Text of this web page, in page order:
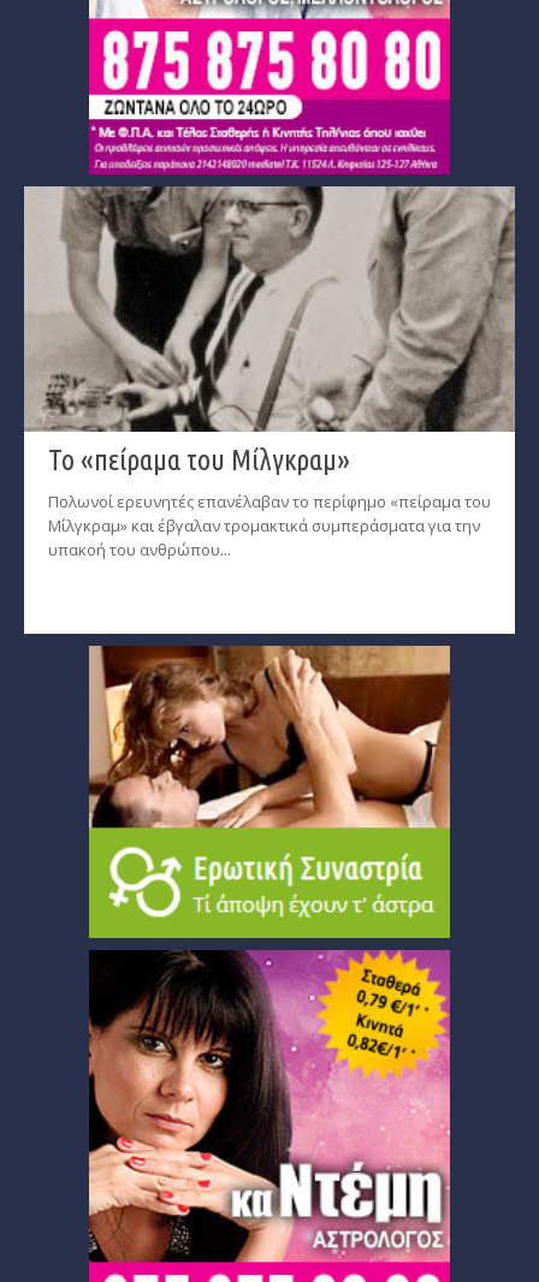
Το «πείραμα του Μίλγκραμ»
Πολωνοί ερευνητές επανέλαβαν το περίφημο «πείραμα του
Μίλγκραμ» και έβγαλαν τρομακτικά συμπεράσματα για την
υπακοή του ανθρώπου...